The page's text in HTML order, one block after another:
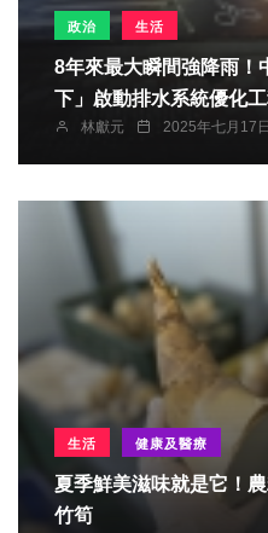
政治 生活
8年來最大瞬間強降雨！
下」啟動排水系統優化
林獻元 2025年七月17日
生活 健康及醫療
夏季鮮美滋味就是它！
竹筍